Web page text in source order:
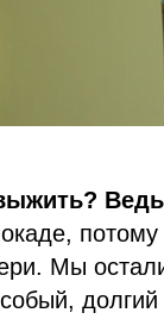
Мы
долгий